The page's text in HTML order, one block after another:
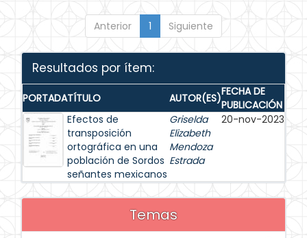
Anterior 1 Siguiente
Resultados por ítem:
PORTADATÍTULO AUTOR(ES)FECHA DE
PUBLICACIÓN
Efectos de
transposición
ortográfica en una
población de Sordos
señantes mexicanos
Griselda
Elizabeth
Mendoza
Estrada
20-nov-2023
Temas